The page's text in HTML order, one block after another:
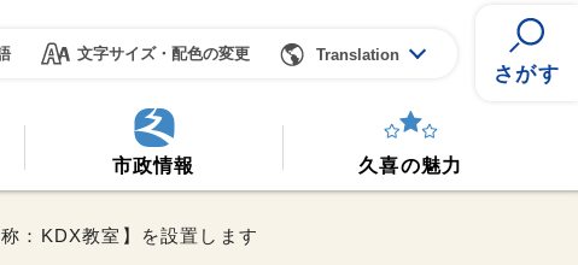
文字サイズ・配色の変更 Translation
さがす
市政情報 久喜の魅力
：KDX教室】を設置します